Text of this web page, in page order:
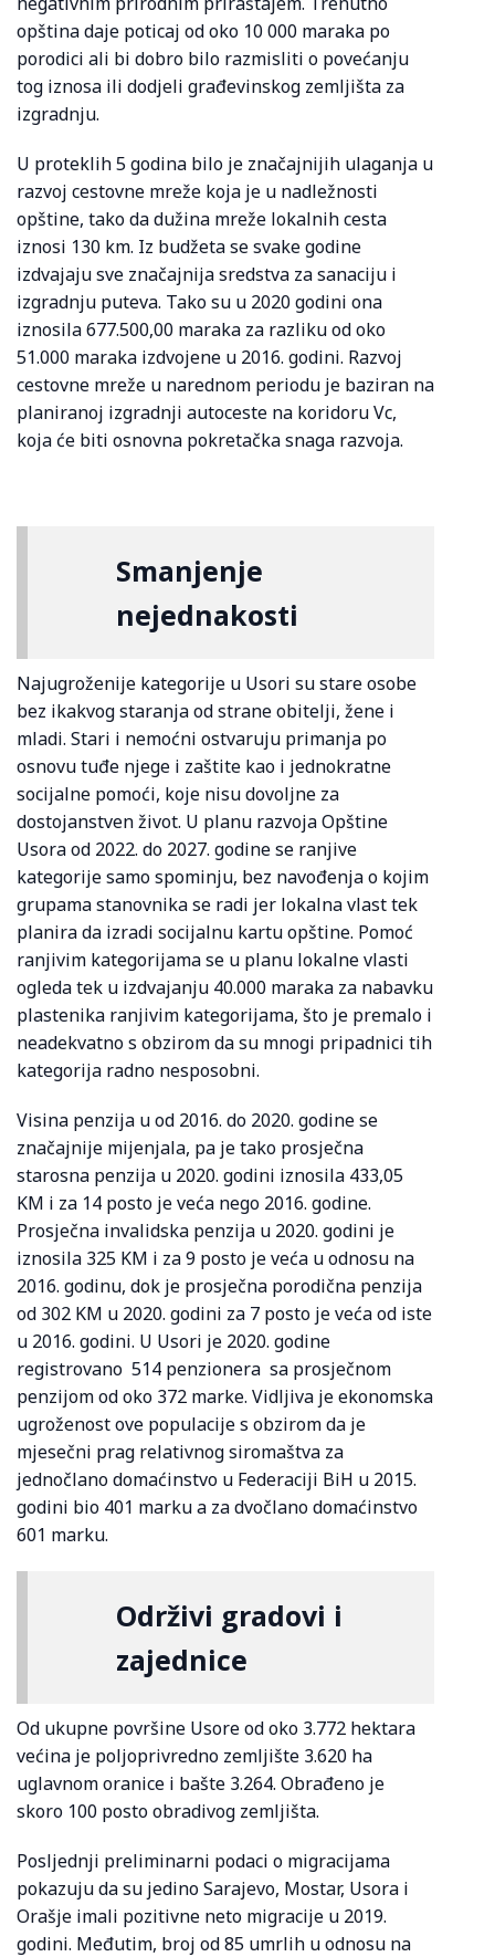
opština daje poticaj od oko 10 000 maraka po
porodici ali bi dobro bilo razmisliti o povećanju
tog iznosa ili dodjeli građevinskog zemljišta za
izgradnju.
U proteklih 5 godina bilo je značajnijih ulaganja u
razvoj cestovne mreže koja je u nadležnosti
opštine, tako da dužina mreže lokalnih cesta
iznosi 130 km. Iz budžeta se svake godine
izdvajaju sve značajnija sredstva za sanaciju i
izgradnju puteva. Tako su u 2020 godini ona
iznosila 677.500,00 maraka za razliku od oko
51.000 maraka izdvojene u 2016. godini. Razvoj
cestovne mreže u narednom periodu je baziran na
planiranoj izgradnji autoceste na koridoru Vc,
koja će biti osnovna pokretačka snaga razvoja.
Smanjenje
nejednakosti
Najugroženije kategorije u Usori su stare osobe
bez ikakvog staranja od strane obitelji, žene i
mladi. Stari i nemoćni ostvaruju primanja po
osnovu tuđe njege i zaštite kao i jednokratne
socijalne pomoći, koje nisu dovoljne za
dostojanstven život. U planu razvoja Opštine
Usora od 2022. do 2027. godine se ranjive
kategorije samo spominju, bez navođenja o kojim
grupama stanovnika se radi jer lokalna vlast tek
planira da izradi socijalnu kartu opštine. Pomoć
ranjivim kategorijama se u planu lokalne vlasti
ogleda tek u izdvajanju 40.000 maraka za nabavku
plastenika ranjivim kategorijama, što je premalo i
neadekvatno s obzirom da su mnogi pripadnici tih
kategorija radno nesposobni.
Visina penzija u od 2016. do 2020. godine se
značajnije mijenjala, pa je tako prosječna
starosna penzija u 2020. godini iznosila 433,05
KM i za 14 posto je veća nego 2016. godine.
Prosječna invalidska penzija u 2020. godini je
iznosila 325 KM i za 9 posto je veća u odnosu na
2016. godinu, dok je prosječna porodična penzija
od 302 KM u 2020. godini za 7 posto je veća od iste
u 2016. godini. U Usori je 2020. godine
registrovano 514 penzionera sa prosječnom
penzijom od oko 372 marke. Vidljiva je ekonomska
ugroženost ove populacije s obzirom da je
mjesečni prag relativnog siromaštva za
jednočlano domaćinstvo u Federaciji BiH u 2015.
godini bio 401 marku a za dvočlano domaćinstvo
601 marku.
Održivi gradovi i
zajednice
Od ukupne površine Usore od oko 3.772 hektara
većina je poljoprivredno zemljište 3.620 ha
uglavnom oranice i bašte 3.264. Obrađeno je
skoro 100 posto obradivog zemljišta.
Posljednji preliminarni podaci o migracijama
pokazuju da su jedino Sarajevo, Mostar, Usora i
Orašje imali pozitivne neto migracije u 2019.
godini. Međutim, broj od 85 umrlih u odnosu na